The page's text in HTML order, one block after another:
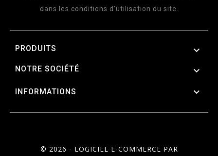
dans les conditions d'utilisation du site.
PRODUITS 
NOTRE SOCIÉTÉ 
INFORMATIONS 
© 2026 - LOGICIEL E-COMMERCE PAR